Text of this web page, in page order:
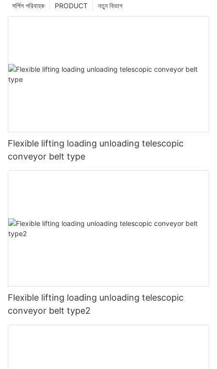
নতুন বিভাগ
PRODUCT
সর্পিল পরিবাহক
Flexible lifting loading unloading telescopic
conveyor belt type
Flexible lifting loading unloading telescopic
conveyor belt type2